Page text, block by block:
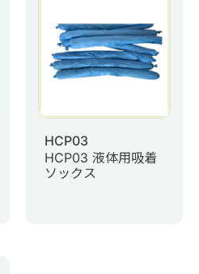
HCP03
HCP03 液体用吸着
ソックス